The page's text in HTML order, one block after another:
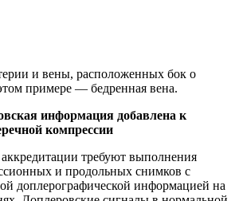
и вены, расположенных бок о
примере — бедренная вена.
информация добавлена к
компрессии
требуют выполнения
и продольных снимков с
доплерографической информацией на